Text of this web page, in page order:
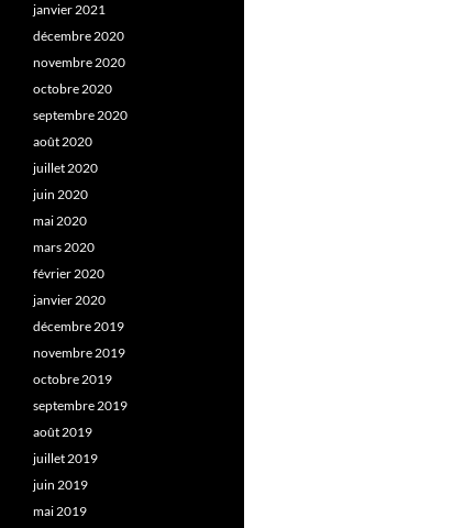
janvier 2021
décembre 2020
novembre 2020
octobre 2020
septembre 2020
août 2020
juillet 2020
juin 2020
mai 2020
mars 2020
février 2020
janvier 2020
décembre 2019
novembre 2019
octobre 2019
septembre 2019
août 2019
juillet 2019
juin 2019
mai 2019